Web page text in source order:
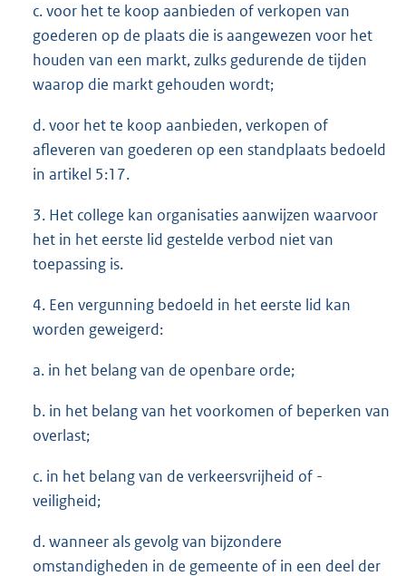
c. voor het te koop aanbieden of verkopen van
goederen op de plaats die is aangewezen voor het
houden van een markt, zulks gedurende de tijden
waarop die markt gehouden wordt;
d. voor het te koop aanbieden, verkopen of
afleveren van goederen op een standplaats bedoeld
in artikel 5:17.
3. Het college kan organisaties aanwijzen waarvoor
het in het eerste lid gestelde verbod niet van
toepassing is.
4. Een vergunning bedoeld in het eerste lid kan
worden geweigerd:
a. in het belang van de openbare orde;
b. in het belang van het voorkomen of beperken van
overlast;
c. in het belang van de verkeersvrijheid of -
veiligheid;
d. wanneer als gevolg van bijzondere
omstandigheden in de gemeente of in een deel der